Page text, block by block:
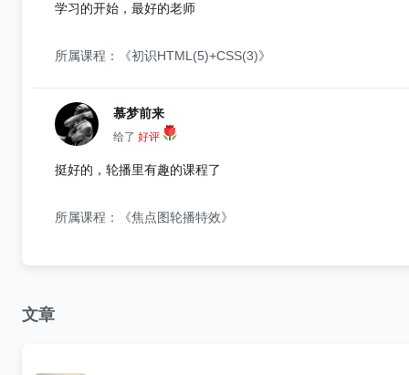
学习的开始，最好的老师
所属课程：《初识HTML(5)+CSS(3)》
慕梦前来
给了 好评
挺好的，轮播里有趣的课程了
所属课程：《焦点图轮播特效》
文章